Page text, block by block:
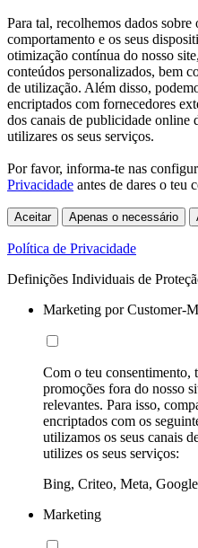
Para tal, recolhemos dados
comportamento e os seus
otimização contínua do nosso
conteúdos personalizados, bem
de utilização. Além disso,
encriptados com fornecedores
dos canais de publicidade online
utilizares os seus serviços.
Por favor, informa-te nas
Privacidade antes de dares o teu
Aceitar Apenas o necessário
Política de Privacidade
Definições Individuais de
Marketing por Customer-
Com o teu consentimento,
promoções fora do nosso
relevantes. Para isso,
encriptados com os
utilizamos os seus canais
utilizes os seus serviços:
Bing, Criteo, Meta,
Marketing